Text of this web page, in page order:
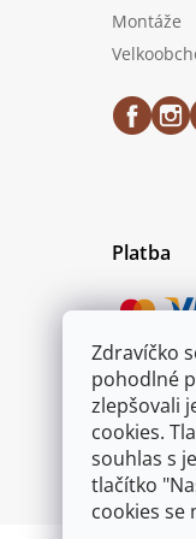
Zdravíčko
pohodlné
zlepšovali
cookies.
souhlas s
tlačítko
cookies se
Montáže
Platba